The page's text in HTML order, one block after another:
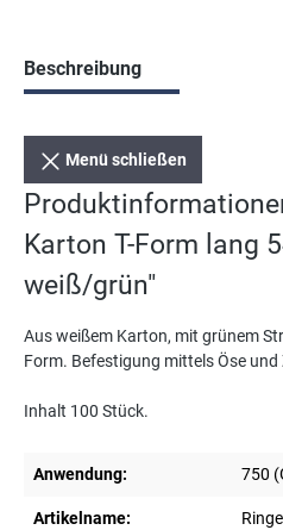
Beschreibung
Menü schließen
Karton T-Form lang
weiß/grün"
Aus weißem Karton, mit grünem
Form. Befestigung mittels Öse und
Inhalt 100 Stück.
Anwendung: 750
Artikelname: